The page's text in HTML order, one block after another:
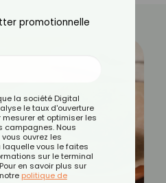
promotionnelle
la société Digital
le taux d'ouverture
et optimiser les
campagnes. Nous
ouvrez les
laquelle vous le faites
sur le terminal
en savoir plus sur
politique de